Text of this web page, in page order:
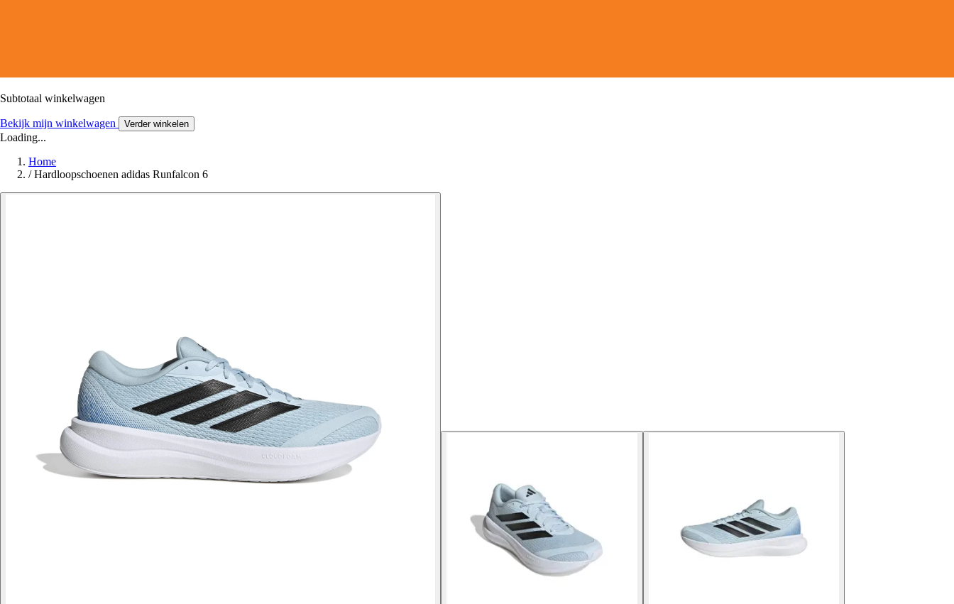
Subtotaal winkelwagen
Bekijk mijn winkelwagen Verder winkelen
Loading...
Home
/ Hardloopschoenen adidas Runfalcon 6